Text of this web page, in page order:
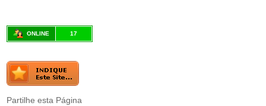
ONLINE 17
Partilhe esta Página